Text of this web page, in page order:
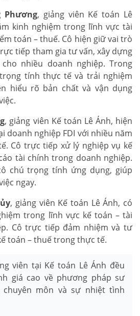
Phương, giảng viên Kế toán Lê
kinh nghiệm trong lĩnh vực tài
toán – thuế. Cô hiện giữ vai trò
tiếp tham gia tư vấn, xây dựng
nhiều doanh nghiệp. Trong
tính thực tế và trải nghiệm
hiểu rõ bản chất và vận dụng
, giảng viên Kế toán Lê Ánh, hiện
doanh nghiệp FDI với nhiều năm
Cô trực tiếp xử lý nghiệp vụ kế
tài chính trong doanh nghiệp.
chú trọng tính ứng dụng, giúp
ngay.
, giảng viên Kế toán Lê Ánh, có
trong lĩnh vực kế toán – tài
Cô trực tiếp đảm nhiệm và tư
toán – thuế trong thực tế.
viên tại Kế toán Lê Ánh đều
giá cao về phương pháp sư
chuyên môn và sự nhiệt tình